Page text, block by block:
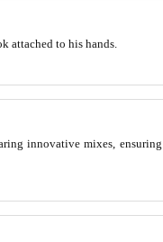
attached to his hands.
innovative mixes, ensuring